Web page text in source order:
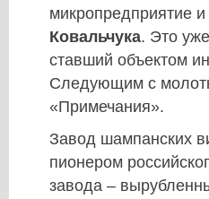
микропредприятие
Ковальчука. Это
ставший объектом
Следующим с
«Примечания».
Завод шампанских
пионером
завода –